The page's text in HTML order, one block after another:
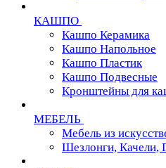
КАШПО
Кашпо Керамика
Кашпо Напольное
Кашпо Пластик
Кашпо Подвесные
Кронштейны для
МЕБЕЛЬ
Мебель из
Шезлонги, Качели,